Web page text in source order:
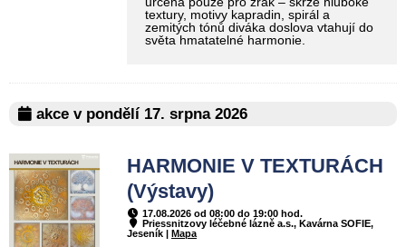
textury, motivy kapradin, spirál a
zemitých tónů diváka doslova vtahují do
světa hmatatelné harmonie.
akce v pondělí 17. srpna 2026
HARMONIE V TEXTURÁCH
(Výstavy)
17.08.2026 od 08:00 do 19:00 hod.
Priessnitzovy léčebné lázně a.s., Kavárna SOFIE,
Jeseník | Mapa